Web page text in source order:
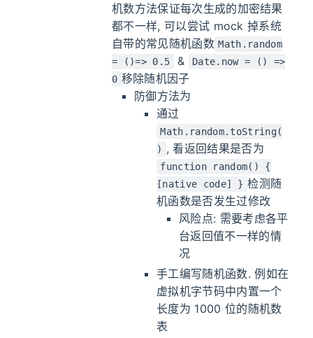
机数方法保证每次生成的加密结果
都不一样, 可以尝试 mock 掉系统
自带的常见随机函数 Math.random
= ()=> 0.5
&
Date.now = () =>
0 移除随机因子
防御方法为
通过
Math.random.toString(
) , 看返回结果是否为
function random() {
[native code] } 检测随
机函数是否发生过修改
风险点: 需要考虑各平
台返回值不一样的情
况
手工编写随机函数. 例如在
虚拟机字节码中内置一个
长度为 1000 位的随机数
表